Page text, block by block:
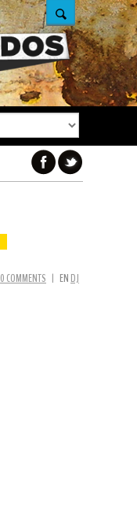
0 COMMENTS | EN DJ